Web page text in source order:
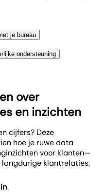
je bureau
jouw groei met
slechts $25 per
zijn eindeloos.
onbeperkte
AI-
om efficiënt en
ondersteuning
gemiddeld binnen
van
onze experts altijd
verbeteren. Zo worden
snel en
over
en inzichten
cijfers? Deze
hoe je ruwe data
voor klanten—
klantrelaties.